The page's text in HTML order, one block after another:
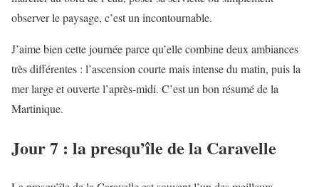
observer le paysage, c’est un incontournable.
J’aime bien cette journée parce qu’elle combine deux ambiances
très différentes : l’ascension courte mais intense du matin, puis la
mer large et ouverte l’après-midi. C’est un bon résumé de la
Martinique.
Jour 7 : la presqu’île de la Caravelle